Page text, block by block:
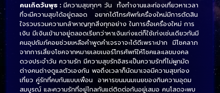
คนเกิดวันพุธ : มีความสุขทุกๆ วัน ทั้งทำงานและท่องเที่ยวหาเวลา
ที่จะมีความสุขได้อยู่ตลอด อยากได้โทรศัพท์เครื่องใหม่มีการตัดสิน
ใจรวบรวมความกล้าหาญทุกสิ่งทุกอย่าง ในการซื้อเครื่องใหม่ การ
เงิน มีเงินเข้ามาอยู่ตลอดเรียกว่าหาเงินเก่งแต่ก็ใช้เก่งเช่นเดียวกันมี
คนอุปถัมภ์คอยช่วยเหลือคำพูดคำเจรจาจะได้ดีเพราะปาก มีโชคลาภ
จากการเสี่ยงโชคจากหมายเลขเบอร์โทรศัพท์ให้โชคและเลขมงคล
ดวงประจำวัน ความรัก มีความสุขรักอิสระเป็นความรักที่ไม่ผูกมัด
ต่างคนต่างดูแลตัวเองกัน พอถึงเวลาก็นัดมาเจอมีความสุขท่อง
เที่ยว คู่รักที่คบกันแบบเพื่อน อาหารขนมนมเนยของกินความอุดม
สมบูรณ์ และความรักที่อยู่ไกลกันแต่ติดต่อกันอยู่เสมอ คนโสดจะพบ